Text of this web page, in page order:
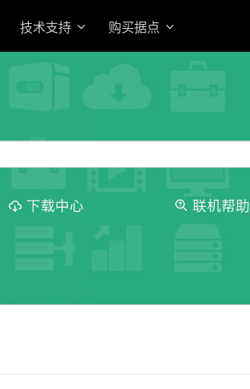
技术支持 购买据点
下载中心 联机帮助